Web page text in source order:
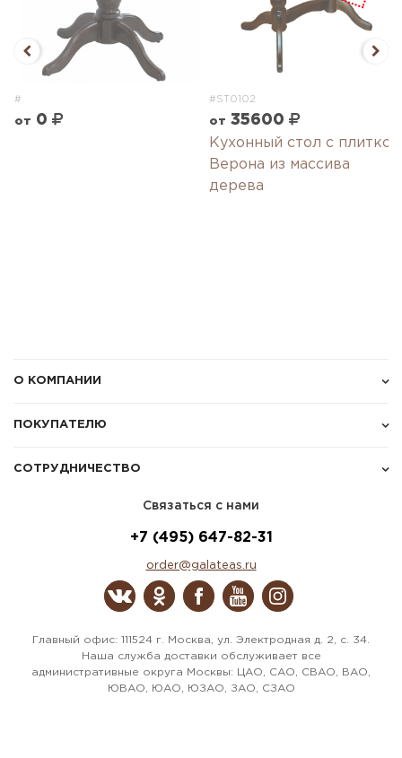
#
от 0
#ST0102
от 35600
Кухонный стол с плиткой
Верона из массива
дерева
О КОМПАНИИ
ПОКУПАТЕЛЮ
СОТРУДНИЧЕСТВО
Связаться с нами
+7 (495) 647-82-31
order@galateas.ru
Главный офис: 111524 г. Москва, ул. Электродная д. 2, с. 34.
Наша служба доставки обслуживает все
административные округа Москвы: ЦАО, САО, СВАО, ВАО,
ЮВАО, ЮАО, ЮЗАО, ЗАО, СЗАО